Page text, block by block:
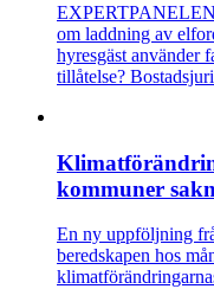
om laddning av
hyresgäst använder
tillåtelse?
kommuner
En ny uppföljning
beredskapen hos